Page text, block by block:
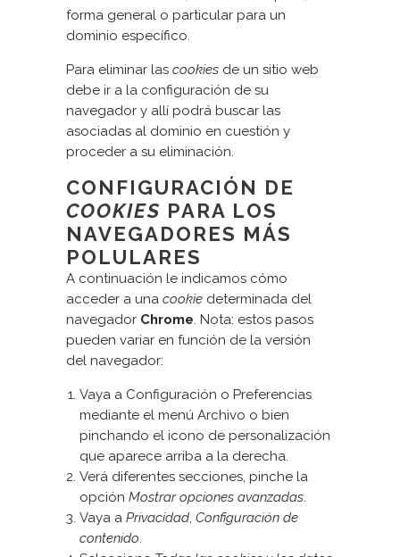
forma general o particular para un
dominio específico.
Para eliminar las cookies de un sitio web
debe ir a la configuración de su
navegador y allí podrá buscar las
asociadas al dominio en cuestión y
proceder a su eliminación.
CONFIGURACIÓN DE
COOKIES PARA LOS
NAVEGADORES MÁS
POLULARES
A continuación le indicamos cómo
acceder a una cookie determinada del
navegador Chrome. Nota: estos pasos
pueden variar en función de la versión
del navegador:
Vaya a Configuración o Preferencias
mediante el menú Archivo o bien
pinchando el icono de personalización
que aparece arriba a la derecha.
Verá diferentes secciones, pinche la
opción Mostrar opciones avanzadas.
Vaya a Privacidad, Configuración de
contenido.